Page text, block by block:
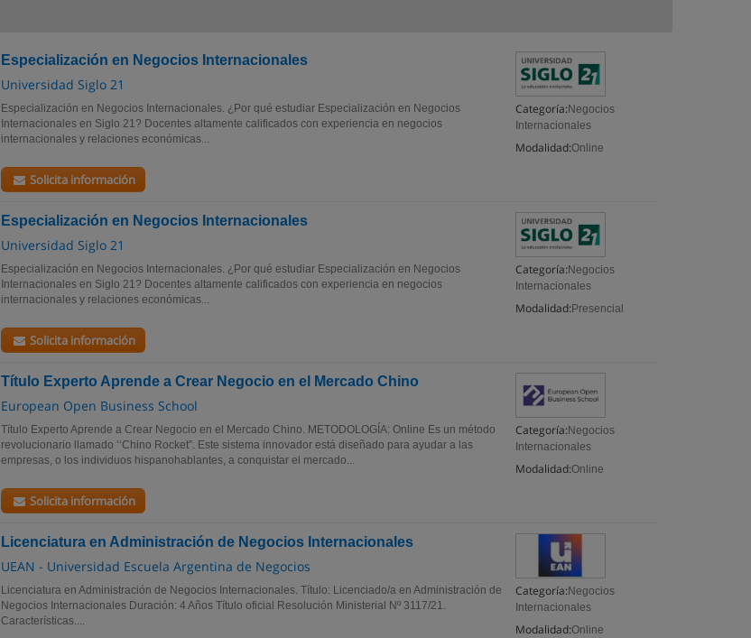
Especialización en Negocios Internacionales
Universidad Siglo 21
Categoría: Negocios
Internacionales
Modalidad:Online
Especialización en Negocios Internacionales. ¿Por qué estudiar Especialización en Negocios
Internacionales en Siglo 21? Docentes altamente calificados con experiencia en negocios
internacionales y relaciones económicas...
Solicita información
Especialización en Negocios Internacionales
Universidad Siglo 21
Categoría: Negocios
Internacionales
Modalidad: Presencial
Especialización en Negocios Internacionales. ¿Por qué estudiar Especialización en Negocios
Internacionales en Siglo 21? Docentes altamente calificados con experiencia en negocios
internacionales y relaciones económicas...
Solicita información
Título Experto Aprende a Crear Negocio en el Mercado Chino
European Open Business School
Categoría: Negocios
Internacionales
Modalidad:Online
Título Experto Aprende a Crear Negocio en el Mercado Chino. METODOLOGÍA: Online Es un método
revolucionario llamado ‘‘Chino Rocket”. Este sistema innovador está diseñado para ayudar a las
empresas, o los individuos hispanohablantes, a conquistar el mercado...
Solicita información
Licenciatura en Administración de Negocios Internacionales
UEAN - Universidad Escuela Argentina de Negocios
Categoría: Negocios
Internacionales
Modalidad:Online
Licenciatura en Administración de Negocios Internacionales. Título: Licenciado/a en Administración de
Negocios Internacionales Duración: 4 Años Título oficial Resolución Ministerial Nº 3117/21.
Características....